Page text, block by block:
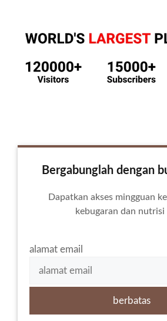
Bergabunglah dengan
Dapatkan akses mingguan
kebugaran dan nutrisi
alamat email